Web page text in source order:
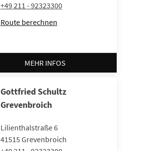
+49 211 - 92323300
Route berechnen
MEHR INFOS
Gottfried Schultz
Grevenbroich
Lilienthalstraße 6
41515 Grevenbroich